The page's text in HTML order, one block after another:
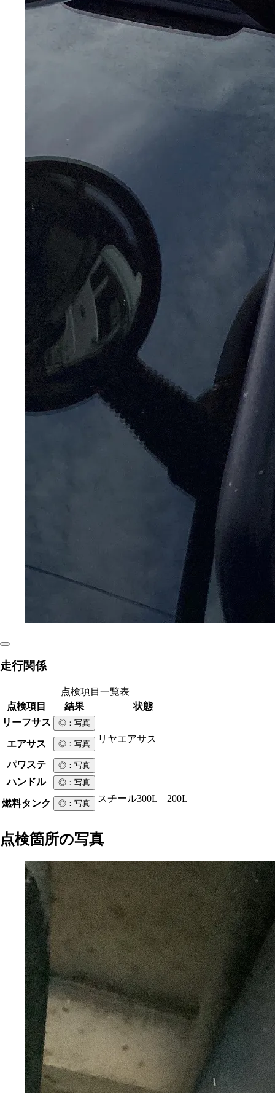
走行関係
点検項目一覧表
点検項目
結果
状態
リーフサス
◎ ：写真
エアサス ◎ ：写真 リヤエアサス
パワステ ◎ ：写真
ハンドル ◎ ：写真
燃料タンク ◎ ：写真 スチール300L 200L
点検箇所の写真